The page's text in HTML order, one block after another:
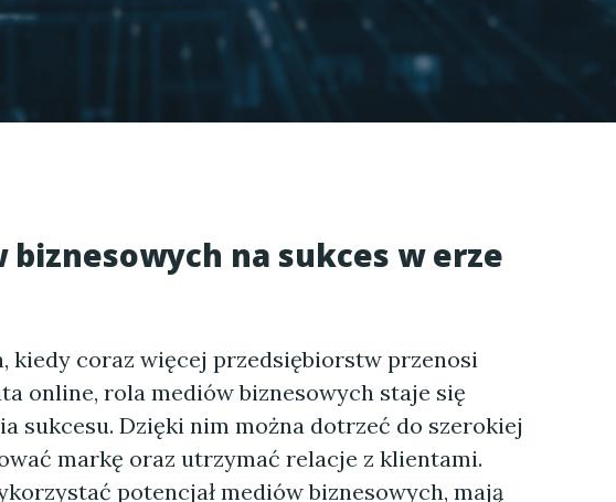
biznesowych na sukces w erze
kiedy coraz więcej przedsiębiorstw przenosi
online, rola mediów biznesowych staje się
sukcesu. Dzięki nim można dotrzeć do szerokiej
markę oraz utrzymać relacje z klientami.
potencjał mediów biznesowych, mają